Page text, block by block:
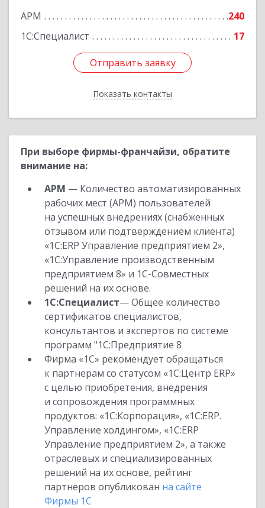
АРМ
240
1С:Специалист
17
Отправить заявку
Показать контакты
Отправить заявку
Назад
При выборе фирмы-франчайзи, обратите
внимание на:
АРМ — Количество автоматизированных
рабочих мест (АРМ) пользователей
на успешных внедрениях (снабженных
отзывом или подтверждением клиента)
«1С:ERP Управление предприятием 2»,
«1С:Управление производственным
предприятием 8» и 1С-Совместных
решений на их основе.
1С:Специалист— Общее количество
сертификатов специалистов,
консультантов и экспертов по системе
программ "1С:Предприятие 8
Фирма «1С» рекомендует обращаться
к партнерам со статусом «1С:Центр ERP»
с целью приобретения, внедрения
и сопровождения программных
продуктов: «1С:Корпорация», «1С:ERP.
Управление холдингом», «1С:ERP
Управление предприятием 2», а также
отраслевых и специализированных
решений на их основе, рейтинг
партнеров опубликован на сайте
Фирмы 1С